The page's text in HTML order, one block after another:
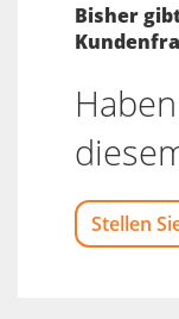
Bisher
Stellen